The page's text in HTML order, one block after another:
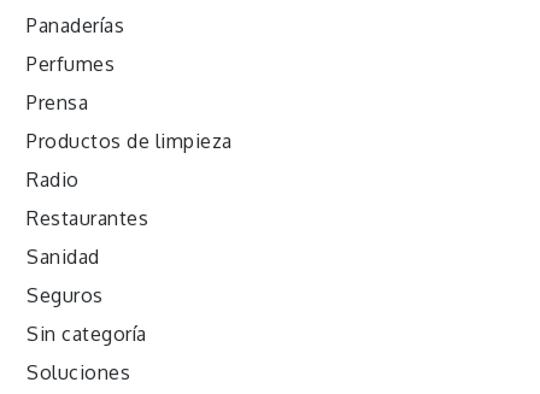
Panaderías
Perfumes
Prensa
Productos de limpieza
Radio
Restaurantes
Sanidad
Seguros
Sin categoría
Soluciones